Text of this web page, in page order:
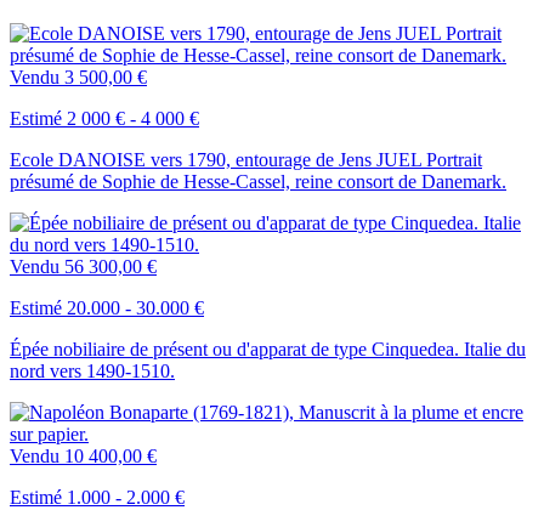
Vendu 3 500,00 €
Estimé 2 000 € - 4 000 €
Ecole DANOISE vers 1790, entourage de Jens JUEL Portrait
présumé de Sophie de Hesse-Cassel, reine consort de Danemark.
Vendu 56 300,00 €
Estimé 20.000 - 30.000 €
Épée nobiliaire de présent ou d'apparat de type Cinquedea. Italie du
nord vers 1490-1510.
Vendu 10 400,00 €
Estimé 1.000 - 2.000 €